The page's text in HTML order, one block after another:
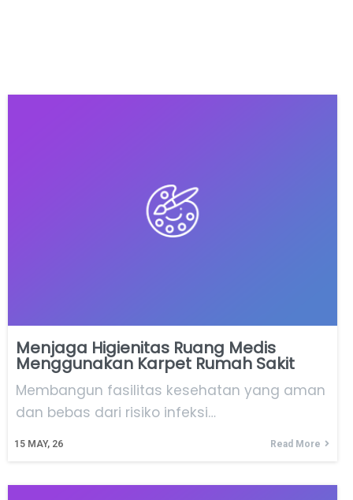
Menjaga Higienitas Ruang Medis
Menggunakan Karpet Rumah Sakit
15 MAY, 26
Membangun fasilitas kesehatan yang aman
dan bebas dari risiko infeksi…
Read More